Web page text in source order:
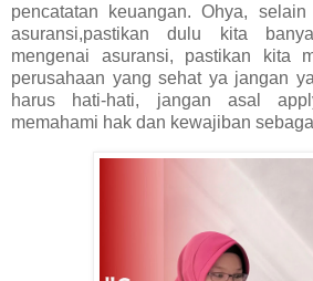
pencatatan keuangan. Ohya,
asuransi,pastikan dulu kita
mengenai asuransi, pastikan kita
perusahaan yang sehat ya jangan
harus hati-hati, jangan asal
memahami hak dan kewajiban